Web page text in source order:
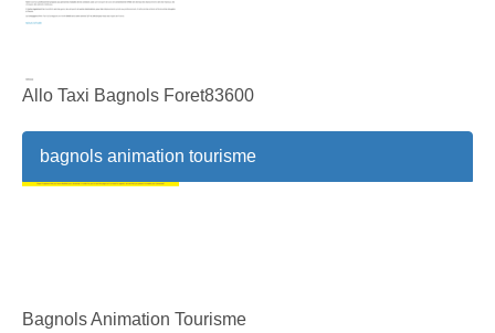
Allo Taxi Bagnols Foret83600
bagnols animation tourisme
Bagnols Animation Tourisme